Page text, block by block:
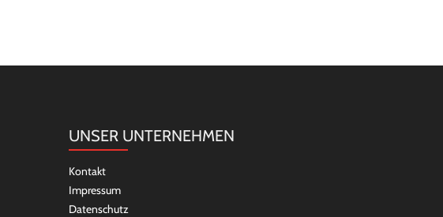
UNSER UNTERNEHMEN
Kontakt
Impressum
Datenschutz